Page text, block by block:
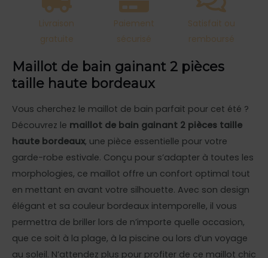
bordeaux
Livraison
gratuite
Paiement
sécurisé
Satisfait ou
remboursé
Maillot de bain gainant 2 pièces
taille haute bordeaux
Vous cherchez le maillot de bain parfait pour cet été ?
Découvrez le maillot de bain gainant 2 pièces taille
haute bordeaux, une pièce essentielle pour votre
garde-robe estivale. Conçu pour s’adapter à toutes les
morphologies, ce maillot offre un confort optimal tout
en mettant en avant votre silhouette. Avec son design
élégant et sa couleur bordeaux intemporelle, il vous
permettra de briller lors de n’importe quelle occasion,
que ce soit à la plage, à la piscine ou lors d’un voyage
au soleil. N’attendez plus pour profiter de ce maillot chic